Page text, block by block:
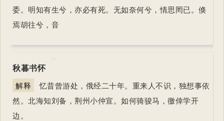
委。明知有生兮，亦必有死。无如奈何兮，情思罔已。倏
焉胡往兮，音
秋暮书怀
解释
忆昔曾游处，俄经二十年。重来人不识，独想事依
然。北海知刘备，荆州小仲宣。如何骑骏马，徼倖学开
边。